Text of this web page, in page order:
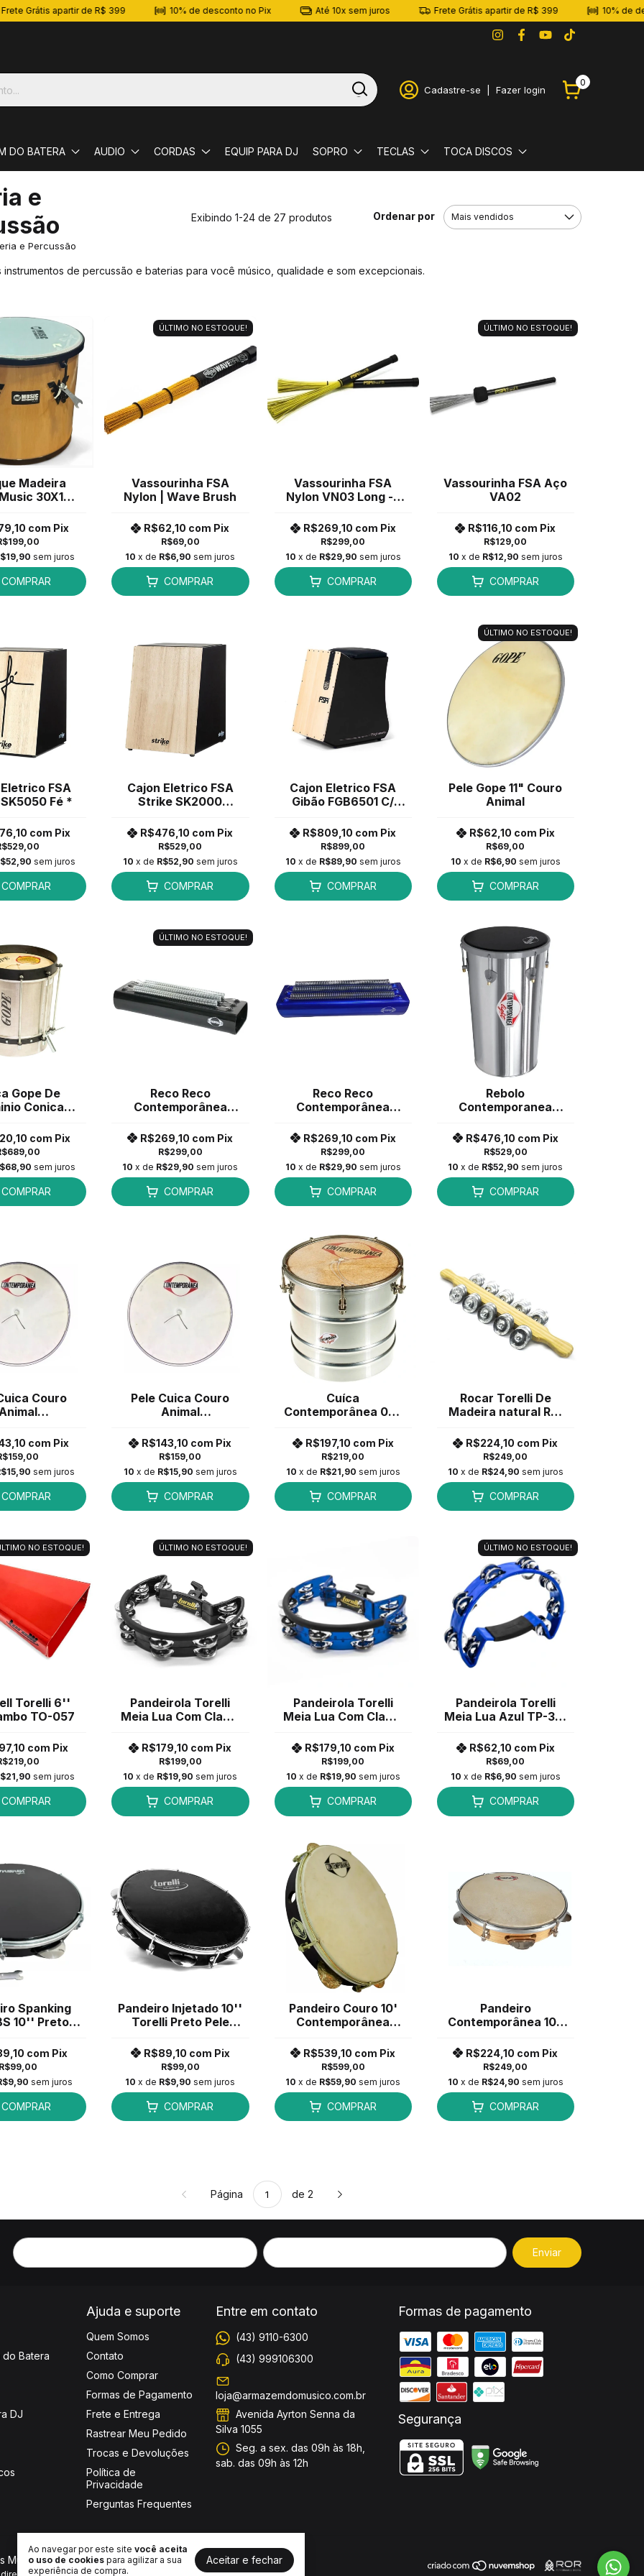
Grátis apartir de R$ 399 10% de desconto no Pix Até 10x sem juros Frete Grátis apartir de R$ 399 10% de
Cadastre-se Fazer login
0
DO BATERA AUDIO CORDAS EQUIP PARA DJ SOPRO TECLAS TOCA DISCOS
Ao navegar por este site você aceita
o uso de cookies para agilizar a sua
experiência de compra.
Aceitar e fechar
e
e Percussão
Exibindo 1-24 de 27 produtos Ordenar por
instrumentos de percussão e baterias para você músico, qualidade e som excepcionais.
Madeira
30X12''
MA
com Pix
sem juros
COMPRAR
ÚLTIMO NO ESTOQUE!
Vassourinha FSA
Nylon | Wave Brush
R$69,00
R$62,10 com Pix
10 x de R$6,90 sem juros
COMPRAR
Vassourinha FSA
Nylon VN03 Long - (
R$299,00
R$269,10 com Pix
10 x de R$29,90 sem juros
COMPRAR
ÚLTIMO NO ESTOQUE!
Vassourinha FSA Aço
VA02
R$129,00
R$116,10 com Pix
10 x de R$12,90 sem juros
COMPRAR
FSA
Fé *
com Pix
sem juros
COMPRAR
Cajon Eletrico FSA
Strike SK2000
R$529,00
R$476,10 com Pix
10 x de R$52,90 sem juros
COMPRAR
Cajon Eletrico FSA
Gibão FGB6501 C/
Preto *
R$899,00
R$809,10 com Pix
10 x de R$89,90 sem juros
COMPRAR
ÚLTIMO NO ESTOQUE!
Pele Gope 11" Couro
Animal
R$69,00
R$62,10 com Pix
10 x de R$6,90 sem juros
COMPRAR
Gope De
Conica
*
com Pix
sem juros
COMPRAR
ÚLTIMO NO ESTOQUE!
Reco Reco
Contemporânea
Preto 95CLPT *
R$299,00
R$269,10 com Pix
10 x de R$29,90 sem juros
COMPRAR
Reco Reco
Contemporânea
95CL *
R$299,00
R$269,10 com Pix
10 x de R$29,90 sem juros
COMPRAR
Rebolo
Contemporanea
Napa Aluminio 1225LT
R$529,00
R$476,10 com Pix
10 x de R$52,90 sem juros
COMPRAR
Couro
C/
com Pix
sem juros
COMPRAR
Pele Cuica Couro
Animal
Polegadas C/
Gambito
R$159,00
R$143,10 com Pix
10 x de R$15,90 sem juros
COMPRAR
Cuíca
Contemporânea 06"
Pele Couro
R$219,00
R$197,10 com Pix
10 x de R$21,90 sem juros
COMPRAR
Rocar Torelli De
Madeira natural RR-
R$249,00
R$224,10 com Pix
10 x de R$24,90 sem juros
COMPRAR
NO ESTOQUE!
Torelli 6''
TO-057
com Pix
sem juros
COMPRAR
ÚLTIMO NO ESTOQUE!
Pandeirola Torelli
Meia Lua Com Clamp
R$199,00
R$179,10 com Pix
10 x de R$19,90 sem juros
COMPRAR
Pandeirola Torelli
Meia Lua Com Clamp
R$199,00
R$179,10 com Pix
10 x de R$19,90 sem juros
COMPRAR
ÚLTIMO NO ESTOQUE!
Pandeirola Torelli
Meia Lua Azul TP-315
R$69,00
R$62,10 com Pix
10 x de R$6,90 sem juros
COMPRAR
Spanking
10'' Preto
R$99,00
com Pix
sem juros
COMPRAR
Pandeiro Injetado 10''
Torelli Preto Pele
R$99,00
R$89,10 com Pix
10 x de R$9,90 sem juros
COMPRAR
Pandeiro Couro 10'
Contemporânea
Rodrigues 27CLL
R$599,00
R$539,10 com Pix
10 x de R$59,90 sem juros
COMPRAR
Pandeiro
Contemporânea 10"
Pele Couro
R$249,00
R$224,10 com Pix
10 x de R$24,90 sem juros
COMPRAR
Página de 2
do Batera
DJ
Ajuda e suporte
Quem Somos
Contato
Como Comprar
Formas de Pagamento
Frete e Entrega
Rastrear Meu Pedido
Trocas e Devoluções
Política de
Privacidade
Perguntas Frequentes
Entre em contato
(43) 9110-6300
(43) 999106300
loja@armazemdomusico.com.br
Avenida Ayrton Senna da
Silva 1055
Seg. a sex. das 09h às 18h,
sab. das 09h às 12h
Formas de pagamento
Segurança
Musicais